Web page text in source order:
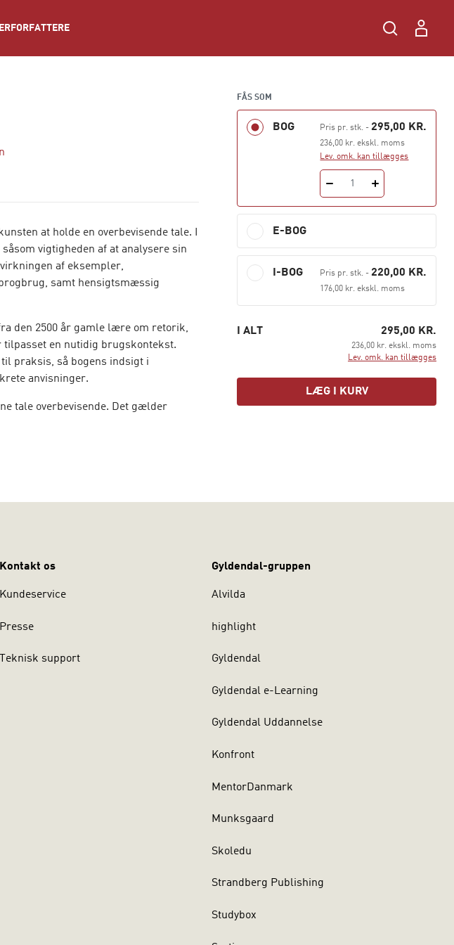
FORFATTERE
at holde en overbevisende tale. I
vigtigheden af at analysere sin
af eksempler,
samt hensigtsmæssig
den 2500 år gamle lære om retorik,
en nutidig brugskontekst.
praksis, så bogens indsigt i
anvisninger.
tale overbevisende. Det gælder
FÅS SOM
BOG Pris pr. stk. - 295,00 KR.
236,00 kr. ekskl. moms
Lev. omk. kan tillægges
1
E-BOG
I-BOG Pris pr. stk. - 220,00 KR.
176,00 kr. ekskl. moms
I ALT 295,00 KR.
236,00 kr. ekskl. moms
Lev. omk. kan tillægges
LÆG I KURV
Kontakt os
Kundeservice
Presse
Teknisk support
Gyldendal-gruppen
Alvilda
highlight
Gyldendal
Gyldendal e-Learning
Gyldendal Uddannelse
Konfront
MentorDanmark
Munksgaard
Skoledu
Strandberg Publishing
Studybox